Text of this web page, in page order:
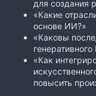
для создания
«Какие
основе ИИ?»
«Каковы
«Как
повысить